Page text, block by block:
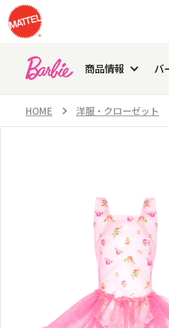
商品情報 バ
HOME 洋服・クローゼット